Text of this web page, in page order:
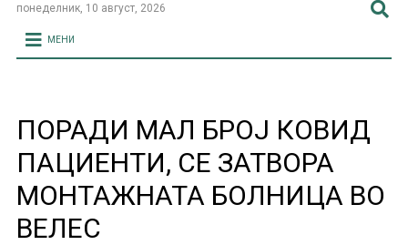
понеделник, 10 август, 2026
МЕНИ
ПОРАДИ МАЛ БРОЈ КОВИД
ПАЦИЕНТИ, СЕ ЗАТВОРА
МОНТАЖНАТА БОЛНИЦА ВО
ВЕЛЕС